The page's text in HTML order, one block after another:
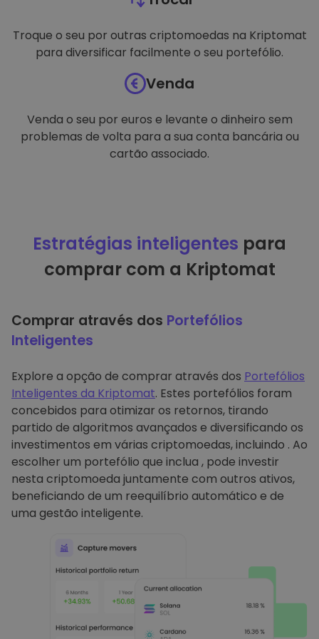
Troque o seu por outras criptomoedas na Kriptomat
para diversificar facilmente o seu portefólio.
Venda
Venda o seu por euros e levante o dinheiro sem
problemas de volta para a sua conta bancária ou
cartão associado.
Estratégias inteligentes para
comprar com a Kriptomat
Comprar através dos Portefólios
Inteligentes
Explore a opção de comprar através dos Portefólios
Inteligentes da Kriptomat. Estes portefólios foram
concebidos para otimizar os retornos, tirando
partido de algoritmos avançados e diversificando os
investimentos em várias criptomoedas, incluindo . Ao
escolher um portefólio que inclua , pode investir
nesta criptomoeda juntamente com outros ativos,
beneficiando de um reequilíbrio automático e de
uma gestão inteligente.